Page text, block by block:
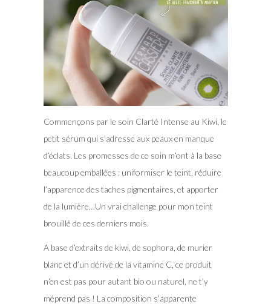
Commençons par le soin Clarté Intense au Kiwi, le
petit sérum qui s’adresse aux peaux en manque
d’éclats. Les promesses de ce soin m’ont à la base
beaucoup emballées : uniformiser le teint, réduire
l’apparence des taches pigmentaires, et apporter
de la lumière…Un vrai challenge pour mon teint
brouillé de ces derniers mois.
A base d’extraits de kiwi, de sophora, de murier
blanc et d’un dérivé de la vitamine C, ce produit
n’en est pas pour autant bio ou naturel, ne t’y
méprend pas ! La composition s’apparente